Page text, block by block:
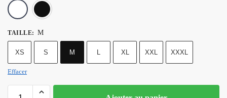
TAILLE: M
XS S M L XL XXL XXXL
Effacer